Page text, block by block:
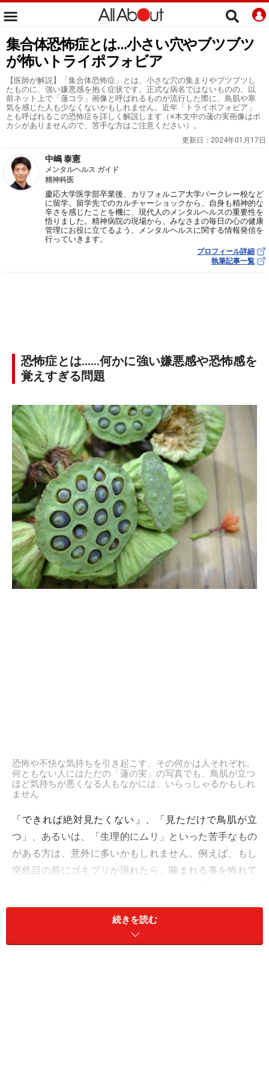
集合体恐怖症とは…小さい穴やブツブツ
が怖いトライポフォビア
【医師が解説】「集合体恐怖症」とは、小さな穴の集まりやブツブツし
たものに、強い嫌悪感を抱く症状です。正式な病名ではないものの、以
前ネット上で「蓮コラ」画像と呼ばれるものが流行した際に、鳥肌や寒
気を感じた人も少なくないかもしれません。近年「トライポフォビア」
とも呼ばれるこの恐怖症を詳しく解説します（※本文中の蓮の実画像はボ
カシがありませんので、苦手な方はご注意ください）。
更新日： 2024年01月17日
中嶋 泰憲
メンタルヘルス ガイド
精神科医
慶応大学医学部卒業後、カリフォルニア大学バークレー校など
に留学。留学先でのカルチャーショックから、自身も精神的な
辛さを感じたことを機に、現代人のメンタルヘルスの重要性を
悟りました。精神病院の現場から、みなさまの毎日の心の健康
管理にお役に立てるよう、メンタルヘルスに関する情報発信を
行っていきます。
プロフィール詳細
執筆記事一覧
恐怖症とは……何かに強い嫌悪感や恐怖感を
覚えすぎる問題
恐怖や不快な気持ちを引き起こす、その何かは人それぞれ。
何ともない人にはただの「蓮の実」の写真でも、鳥肌が立つ
ほど気持ちが悪くなる人もなかには、いらっしゃるかもしれ
ません
「できれば絶対見たくない」、「見ただけで鳥肌が立
つ」、あるいは、「生理的にムリ」といった苦手なもの
がある方は、意外に多いかもしれません。例えば、もし
突然目の前にゴキブリが現れたら、噛まれる事を怖れて
こうした何かへの嫌悪感は、通常、日常生活で大きな問
続きを読む